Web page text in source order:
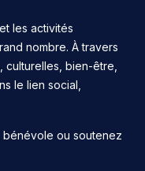
les activités
nombre. À travers
culturelles, bien-être,
le lien social,
bénévole ou soutenez